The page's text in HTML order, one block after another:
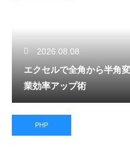
2026.08.08
エクセルで全角から半角
業効率アップ術
PHP